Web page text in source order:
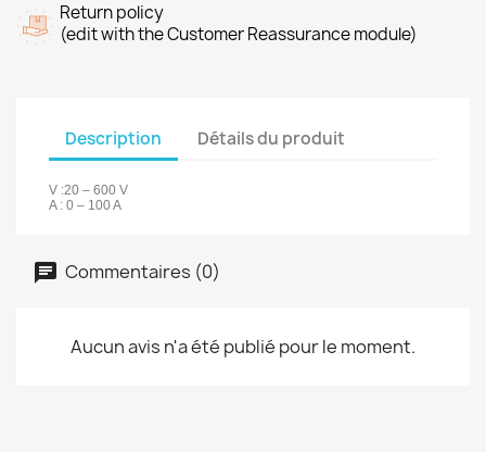
Return policy
(edit with the Customer Reassurance module)
Description Détails du produit
V :20 – 600 V
A : 0 – 100 A
Commentaires (0)
Aucun avis n'a été publié pour le moment.